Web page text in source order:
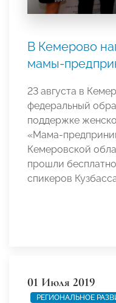
В Кемерово
мамы-
23 августа в
федеральный
поддержке
«Мама-
Кемеровской
прошли
спикеров
01 Июля 2019
РЕГИОНАЛЬНОЕ